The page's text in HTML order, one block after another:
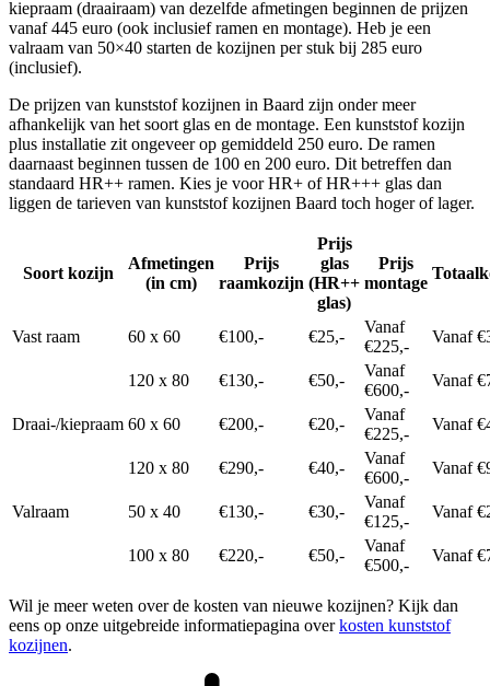
kiepraam (draairaam) van dezelfde afmetingen beginnen de prijzen
vanaf 445 euro (ook inclusief ramen en montage). Heb je een
valraam van 50×40 starten de kozijnen per stuk bij 285 euro
(inclusief).
De prijzen van kunststof kozijnen in Baard zijn onder meer
afhankelijk van het soort glas en de montage. Een kunststof kozijn
plus installatie zit ongeveer op gemiddeld 250 euro. De ramen
daarnaast beginnen tussen de 100 en 200 euro. Dit betreffen dan
standaard HR++ ramen. Kies je voor HR+ of HR+++ glas dan
liggen de tarieven van kunststof kozijnen Baard toch hoger of lager.
Soort kozijn
Afmetingen
(in cm)
Prijs
raamkozijn
Prijs
glas
(HR++
glas)
Prijs
montage
Vast raam 60 x 60 €100,- €25,-
Vanaf
€225,-
Vanaf
120 x 80 €130,- €50,-
Vanaf
€600,-
Vanaf
Draai-/kiepraam 60 x 60 €200,- €20,-
Vanaf
€225,-
Vanaf
120 x 80 €290,- €40,-
Vanaf
€600,-
Vanaf
Valraam 50 x 40 €130,- €30,-
Vanaf
€125,-
Vanaf
100 x 80 €220,- €50,-
Vanaf
€500,-
Vanaf
Wil je meer weten over de kosten van nieuwe kozijnen? Kijk dan
eens op onze uitgebreide informatiepagina overkosten kunststof
kozijnen.